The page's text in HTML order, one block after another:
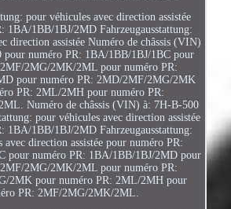
pour véhicules avec direction assistée
1BA/1BB/1BJ/2MD Fahrzeugausstattung:
direction assistée Numéro de châssis (VIN)
pour numéro PR: 1BA/1BB/1BJ/1BC pour
2MG/2MK/2ML pour numéro PR:
pour numéro PR: 2MD/2MF/2MG/2MK
PR: 2ML/2MH pour numéro PR:
Numéro de châssis (VIN) à: 7H-B-500
pour véhicules avec direction assistée
1BA/1BB/1BJ/2MD Fahrzeugausstattung:
avec direction assistée pour numéro PR:
pour numéro PR: 1BA/1BB/1BJ/2MD pour
2MG/2MK/2ML pour numéro PR:
2MK pour numéro PR: 2ML/2MH pour
PR: 2MF/2MG/2MK/2ML.